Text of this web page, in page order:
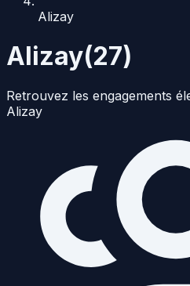
Alizay
Alizay(27)
Retrouvez les engagements
Alizay